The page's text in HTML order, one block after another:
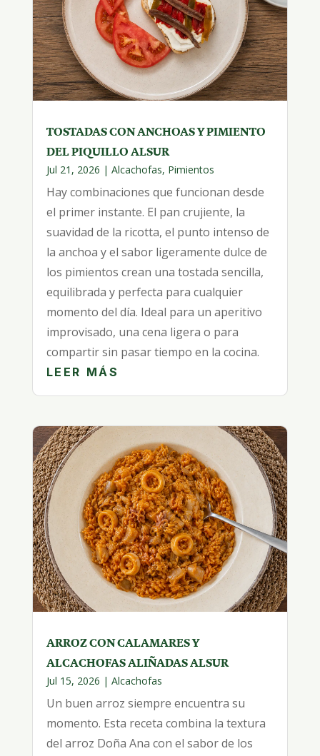
TOSTADAS CON ANCHOAS Y PIMIENTO
DEL PIQUILLO ALSUR
Jul 21, 2026 | Alcachofas, Pimientos
Hay combinaciones que funcionan desde
el primer instante. El pan crujiente, la
suavidad de la ricotta, el punto intenso de
la anchoa y el sabor ligeramente dulce de
los pimientos crean una tostada sencilla,
equilibrada y perfecta para cualquier
momento del día. Ideal para un aperitivo
improvisado, una cena ligera o para
compartir sin pasar tiempo en la cocina.
LEER MÁS
ARROZ CON CALAMARES Y
ALCACHOFAS ALIÑADAS ALSUR
Jul 15, 2026 | Alcachofas
Un buen arroz siempre encuentra su
momento. Esta receta combina la textura
del arroz Doña Ana con el sabor de los